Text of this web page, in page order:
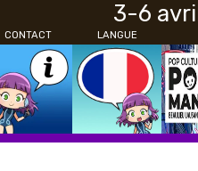
3-6
LANGUE
CONTACT